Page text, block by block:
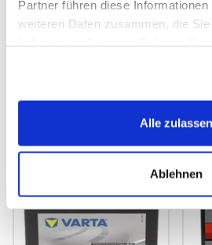
Partner führen diese
weiteren Daten zusammen, die
Alle zulassen
Ablehnen
Gelbatterie
Schnellansicht